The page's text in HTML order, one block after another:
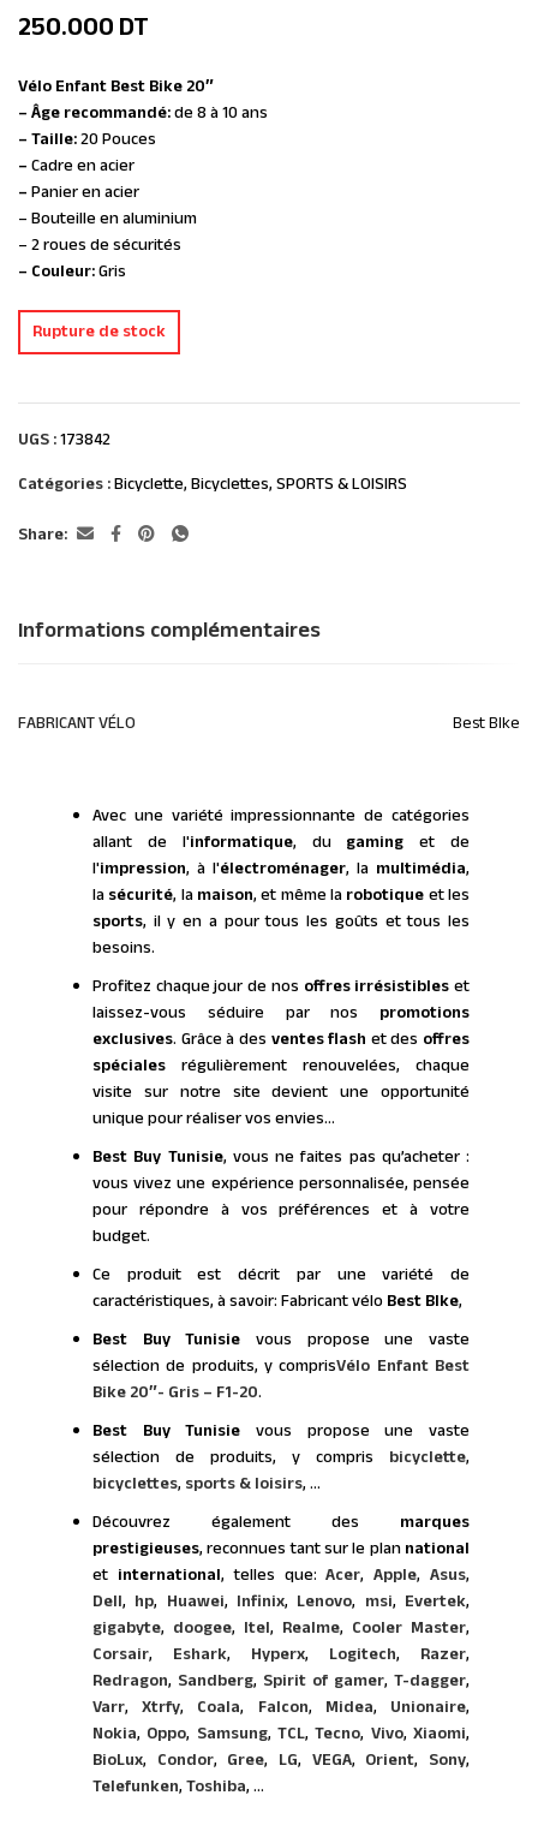
250.000DT
Vélo Enfant Best Bike 20″
– Âge recommandé:de 8 à 10 ans
– Taille:20 Pouces
–Cadre en acier
–Panier en acier
– Bouteille en aluminium
– 2 roues de sécurités
– Couleur:Gris
Rupture de stock
UGS :173842
Catégories :Bicyclette,Bicyclettes,SPORTS & LOISIRS
Share:
Informations complémentaires
FABRICANT VÉLO Best BIke
Avec une variété impressionnante de catégories
allant de l'informatique, du gaming et de
l'impression, à l'électroménager, la multimédia,
lasécurité, lamaison, et même larobotiqueet les
sports, il y en a pour tous les goûts et tous les
besoins.
Profitez chaque jour de nos offres irrésistibleset
laissez-vous séduire par nos promotions
exclusives. Grâce à des ventes flash et des offres
spéciales régulièrement renouvelées, chaque
visite sur notre site devient une opportunité
unique pour réaliser vos envies…
Best Buy Tunisie, vous ne faites pas qu’acheter :
vous vivez une expérience personnalisée, pensée
pour répondre à vos préférences et à votre
budget.
Ce produit est décrit par une variété de
caractéristiques, à savoir: Fabricant vélo Best BIke,
Best Buy Tunisie vous propose une vaste
sélection de produits, y comprisVélo Enfant Best
Bike 20″- Gris – F1-20.
Best Buy Tunisie vous propose une vaste
sélection de produits, y compris bicyclette,
bicyclettes, sports & loisirs, ...
Découvrez également des marques
prestigieuses, reconnues tant sur le plannational
et international, telles que:Acer,Apple,Asus,
Dell, hp, Huawei, Infinix, Lenovo, msi, Evertek,
gigabyte, doogee, Itel, Realme, Cooler Master,
Corsair, Eshark, Hyperx, Logitech, Razer,
Redragon, Sandberg, Spirit of gamer, T-dagger,
Varr,Xtrfy, Coala, Falcon, Midea, Unionaire,
Nokia, Oppo, Samsung,TCL,Tecno, Vivo,Xiaomi,
BioLux, Condor, Gree, LG, VEGA, Orient, Sony,
Telefunken,Toshiba, ...